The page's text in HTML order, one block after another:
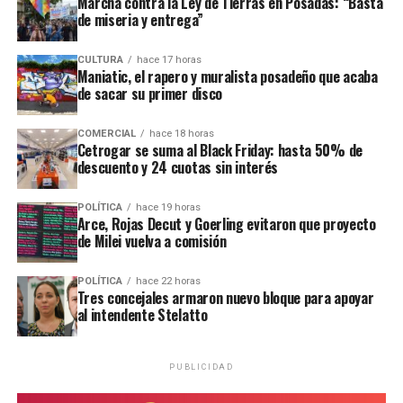
modalidad de omisión al final del proceso”, al
considerar que la mujer pudo haber dejado de alimentar
a su hija en forma deliberada.
de miseria y entrega”
CULTURA hace 17 horas
Maniatic, el rapero y muralista posadeño que acaba
de sacar su primer disco
COMERCIAL hace 18 horas
Cetrogar se suma al Black Friday: hasta 50% de
descuento y 24 cuotas sin interés
POLÍTICA hace 19 horas
Arce, Rojas Decut y Goerling evitaron que proyecto
de Milei vuelva a comisión
POLÍTICA hace 22 horas
Tres concejales armaron nuevo bloque para apoyar
al intendente Stelatto
PUBLICIDAD